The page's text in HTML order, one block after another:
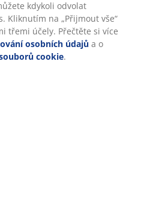
dozvědět více části
kdykoli odvolat
Kliknutím na „Přijmout vše“
třemi účely. Přečtěte si více
osobních údajů